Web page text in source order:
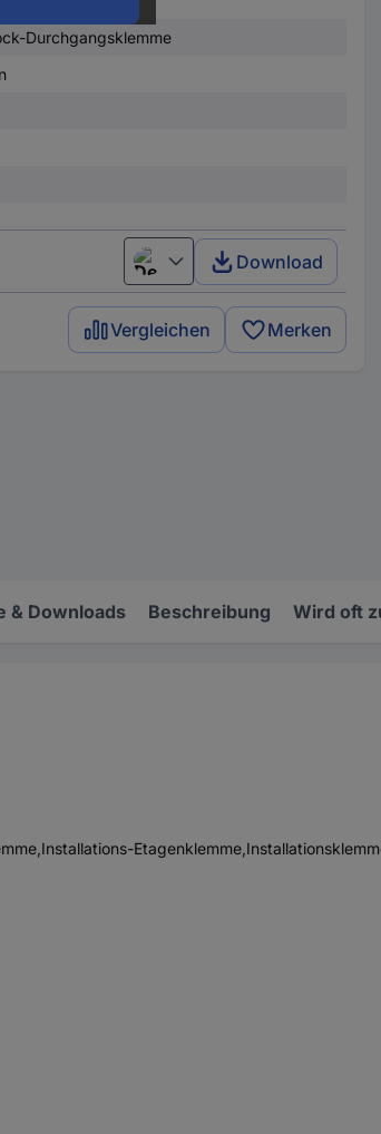
Durchgangsklemme
Deutsch (Deutschland)
Download
Vergleichen Merken
& Downloads Beschreibung Wird oft